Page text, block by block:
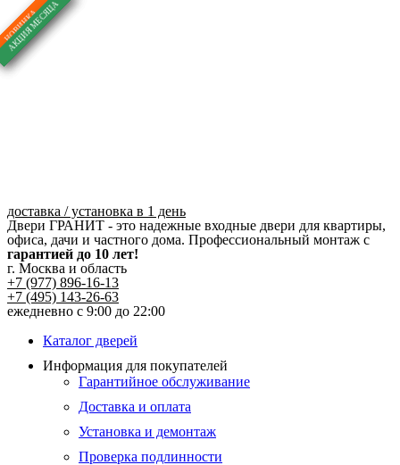
Перейти
к
содержимому
доставка / установка в 1 день
Двери ГРАНИТ - это надежные входные двери для квартиры,
офиса, дачи и частного дома. Профессиональный монтаж с
гарантией до 10 лет!
г. Москва и область
+7 (977) 896-16-13
+7 (495) 143-26-63
ежедневно с 9:00 до 22:00
Каталог дверей
Информация для покупателей
Гарантийное обслуживание
Доставка и оплата
Установка и демонтаж
Проверка подлинности